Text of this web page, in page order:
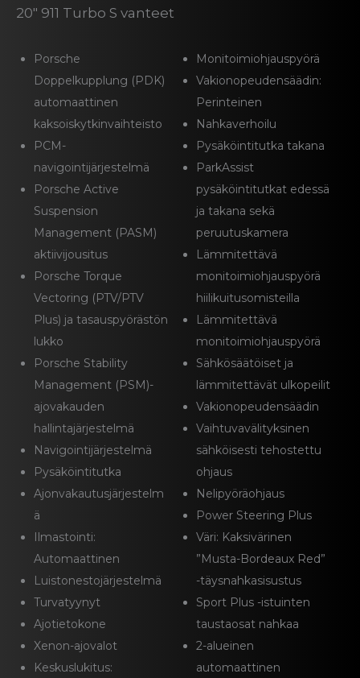
20″ 911 Turbo S vanteet
Porsche
Doppelkupplung (PDK)
automaattinen
kaksoiskytkinvaihteisto
PCM-
navigointijärjestelmä
Porsche Active
Suspension
Management (PASM)
aktiivijousitus
Porsche Torque
Vectoring (PTV/PTV
Plus) ja tasauspyörästön
lukko
Porsche Stability
Management (PSM)-
ajovakauden
hallintajärjestelmä
Navigointijärjestelmä
Pysäköintitutka
Ajonvakautusjärjestelm
ä
Ilmastointi:
Automaattinen
Luistonestojärjestelmä
Turvatyynyt
Ajotietokone
Xenon-ajovalot
Keskuslukitus:
Monitoimiohjauspyörä
Vakionopeudensäädin:
Perinteinen
Nahkaverhoilu
Pysäköintitutka takana
ParkAssist
pysäköintitutkat edessä
ja takana sekä
peruutuskamera
Lämmitettävä
monitoimiohjauspyörä
hiilikuitusomisteilla
Lämmitettävä
monitoimiohjauspyörä
Sähkösäätöiset ja
lämmitettävät ulkopeilit
Vakionopeudensäädin
Vaihtuvavälityksinen
sähköisesti tehostettu
ohjaus
Nelipyöräohjaus
Power Steering Plus
Väri: Kaksivärinen
”Musta-Bordeaux Red”
-täysnahkasisustus
Sport Plus -istuinten
taustaosat nahkaa
2-alueinen
automaattinen